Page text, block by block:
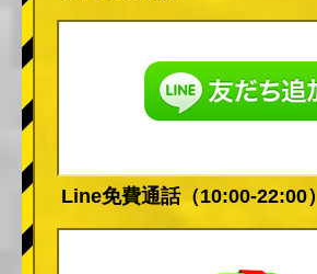
Line免費通話（10:00-22:00）